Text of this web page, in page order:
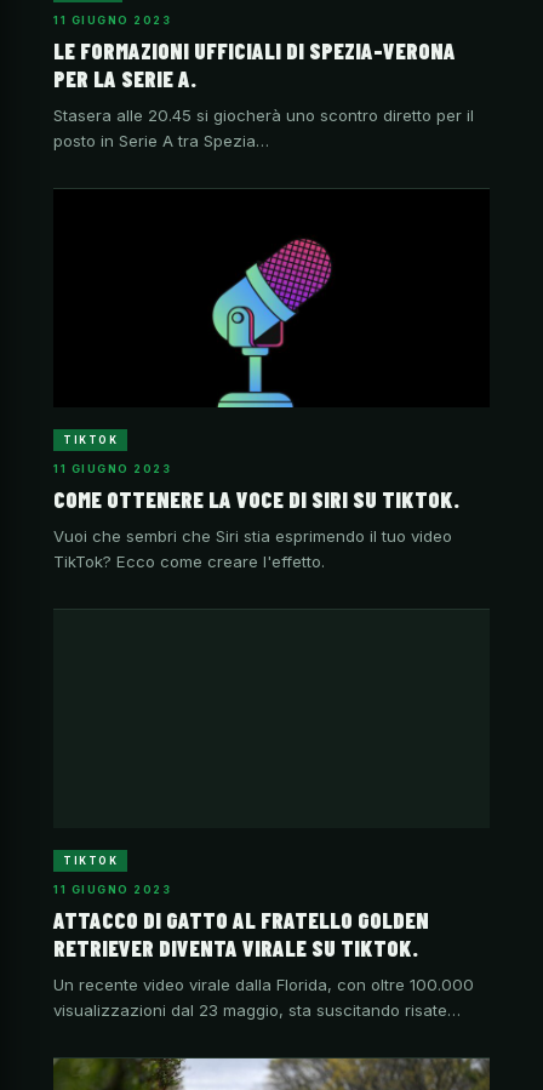
11 GIUGNO 2023
LE FORMAZIONI UFFICIALI DI SPEZIA-VERONA
PER LA SERIE A.
Stasera alle 20.45 si giocherà uno scontro diretto per il
posto in Serie A tra Spezia…
TIKTOK
11 GIUGNO 2023
COME OTTENERE LA VOCE DI SIRI SU TIKTOK.
Vuoi che sembri che Siri stia esprimendo il tuo video
TikTok? Ecco come creare l'effetto.
TIKTOK
11 GIUGNO 2023
ATTACCO DI GATTO AL FRATELLO GOLDEN
RETRIEVER DIVENTA VIRALE SU TIKTOK.
Un recente video virale dalla Florida, con oltre 100.000
visualizzazioni dal 23 maggio, sta suscitando risate…